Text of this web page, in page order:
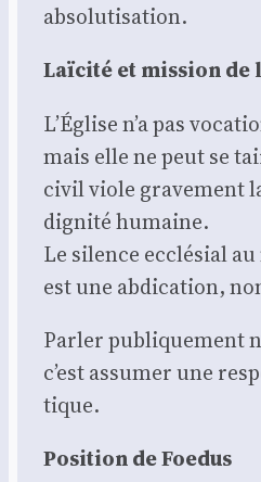
abso­lu­ti­sa­tion.
Laï­ci­té et mis­sion de
L’Église n’a pas
mais elle ne peut se
civil viole gra­ve­ment
digni­té humaine.
Le silence ecclé­sial
est une abdi­ca­tion,
Par­ler publi­que­ment
c’est assu­mer une
tique.
Posi­tion de Foe­dus